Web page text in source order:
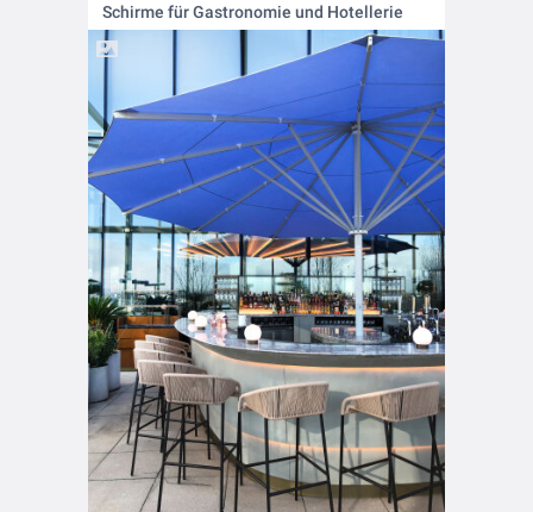
Schirme für Gastronomie und Hotellerie